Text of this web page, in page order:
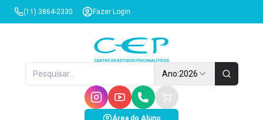
(11) 3864-2330 Fazer Login
Ano:2026
Área do Aluno